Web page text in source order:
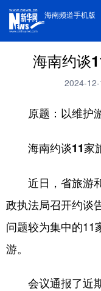
海南频道手机版
海南约谈
2024-
原题：以维护
海南约谈11家
近日，省旅游和
政执法局召开约谈
问题较为集中的11
游。
会议通报了近期